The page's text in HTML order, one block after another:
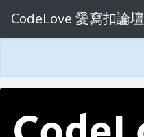
CodeLove 愛寫扣論壇